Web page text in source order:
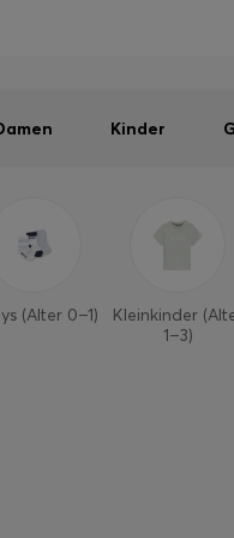
Kinder
(Alter 0–1)
Kleinkinder
1–3)